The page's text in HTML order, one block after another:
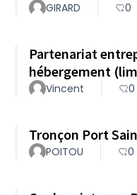
GIRARD 0
Partenariat
hébergement
Vincent 0
Tronçon Port
POITOU 0